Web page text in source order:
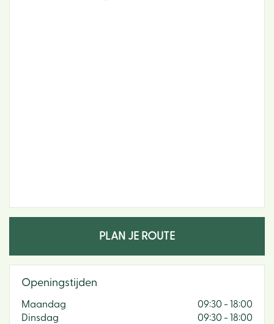
PLAN JE ROUTE
Openingstijden
Maandag
09:30 - 18:00
Dinsdag
09:30 - 18:00